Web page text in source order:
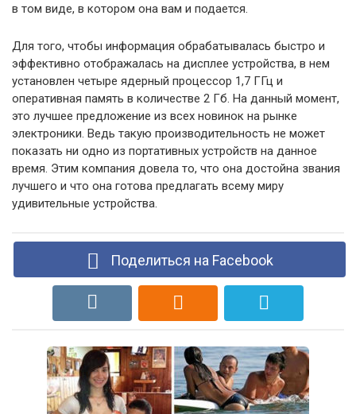
в том виде, в котором она вам и подается.
Для того, чтобы информация обрабатывалась быстро и
эффективно отображалась на дисплее устройства, в нем
установлен четыре ядерный процессор 1,7 ГГц и
оперативная память в количестве 2 Гб. На данный момент,
это лучшее предложение из всех новинок на рынке
электроники. Ведь такую производительность не может
показать ни одно из портативных устройств на данное
время. Этим компания довела то, что она достойна звания
лучшего и что она готова предлагать всему миру
удивительные устройства.
Поделиться на Facebook